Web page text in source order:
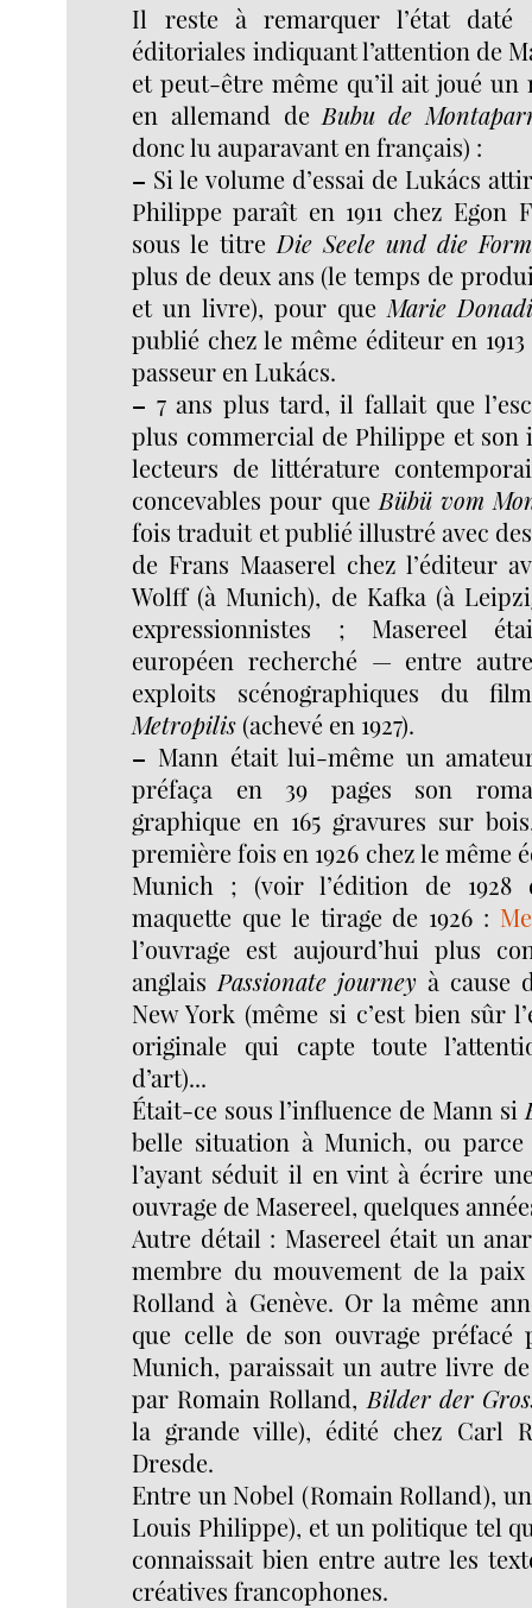
Il reste à remarquer l’état daté
éditoriales indiquant l’attention de
et peut-être même qu’il ait joué un
en allemand de Bubu de
donc lu auparavant en français) :
– Si le volume d’essai de Lukács
Philippe paraît en 1911 chez Egon
sous le titre Die Seele und die
plus de deux ans (le temps de
et un livre), pour que Marie
publié chez le même éditeur en
passeur en Lukács.
– 7 ans plus tard, il fallait que
plus commercial de Philippe et son
lecteurs de littérature
concevables pour que Bübü vom
fois traduit et publié illustré avec
de Frans Maaserel chez l’éditeur
Wolff (à Munich), de Kafka (à
expressionnistes ; Masereel
européen recherché — entre
exploits scénographiques du
Metropilis (achevé en 1927).
– Mann était lui-même un
préfaça en 39 pages son
graphique en 165 gravures sur
première fois en 1926 chez le même
Munich ; (voir l’édition de 1928
maquette que le tirage de 1926 :
l’ouvrage est aujourd’hui plus
anglais Passionate journey à cause
New York (même si c’est bien sûr
originale qui capte toute
d’art)...
Était-ce sous l’influence de Mann si
belle situation à Munich, ou
l’ayant séduit il en vint à écrire
ouvrage de Masereel, quelques
Autre détail : Masereel était un
membre du mouvement de la
Rolland à Genève. Or la même
que celle de son ouvrage préfacé
Munich, paraissait un autre livre
par Romain Rolland, Bilder der
la grande ville), édité chez Carl
Dresde.
Entre un Nobel (Romain Rolland),
Louis Philippe), et un politique tel
connaissait bien entre autre les
créatives francophones.